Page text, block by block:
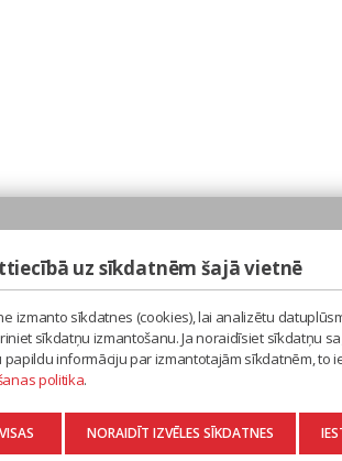
uz sīkdatnēm šajā vietnē
izmanto sīkdatnes (cookies), lai analizētu
sīkdatņu izmantošanu. Ja noraidīsiet sīkdatņu
papildu informāciju par izmantotajām sīkdatnēm,
politika.
NORAIDĪT IZVĒLES SĪKDATNES